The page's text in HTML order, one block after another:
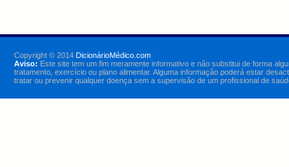
Copyright © 2014 DicionárioMédico.com
Aviso: Este site tem um fim meramente informativo e não substitui de forma
tratamento, exercício ou plano alimentar. Alguma informação poderá estar
tratar ou prevenir qualquer doença sem a supervisão de um profissional de